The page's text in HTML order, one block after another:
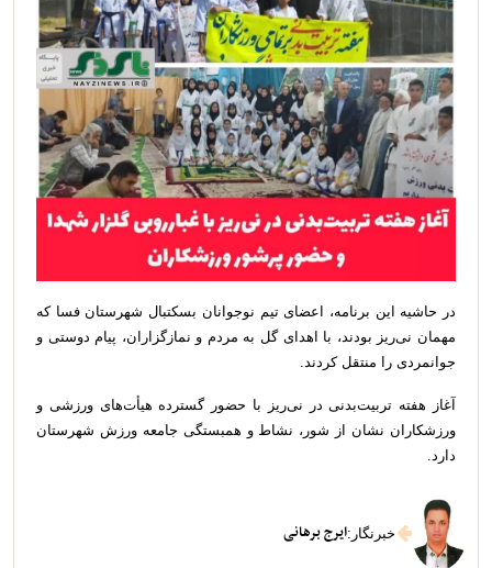
در حاشیه این برنامه، اعضای تیم نوجوانان بسکتبال شهرستان فسا که
مهمان نی‌ریز بودند، با اهدای گل به مردم و نمازگزاران، پیام دوستی و
جوانمردی را منتقل کردند.
آغاز هفته تربیت‌بدنی در نی‌ریز با حضور گسترده هیأت‌های ورزشی و
ورزشکاران نشان از شور، نشاط و همبستگی جامعه ورزش شهرستان
دارد.
خبرنگار :ایرج برهانی